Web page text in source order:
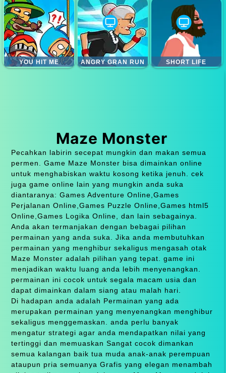
YOU HIT ME ANGRY GRAN RUN SHORT LIFE
Maze Monster
Pecahkan labirin secepat mungkin dan makan semua
permen. Game Maze Monster bisa dimainkan online
untuk menghabiskan waktu kosong ketika jenuh. cek
juga game online lain yang mungkin anda suka
diantaranya: Games Adventure Online,Games
Perjalanan Online,Games Puzzle Online,Games html5
Online,Games Logika Online, dan lain sebagainya.
Anda akan termanjakan dengan bebagai pilihan
permainan yang anda suka. Jika anda membutuhkan
permainan yang menghibur sekaligus mengasah otak
Maze Monster adalah pilihan yang tepat. game ini
menjadikan waktu luang anda lebih menyenangkan.
permainan ini cocok untuk segala macam usia dan
dapat dimainkan dalam siang atau malah hari.
Di hadapan anda adalah Permainan yang ada
merupakan permainan yang menyenangkan menghibur
sekaligus menggemaskan. anda perlu banyak
mengatur strategi agar anda mendapatkan nilai yang
tertinggi dan memuaskan Sangat cocok dimankan
semua kalangan baik tua muda anak-anak perempuan
ataupun pria semuanya Grafis yang elegan menambah